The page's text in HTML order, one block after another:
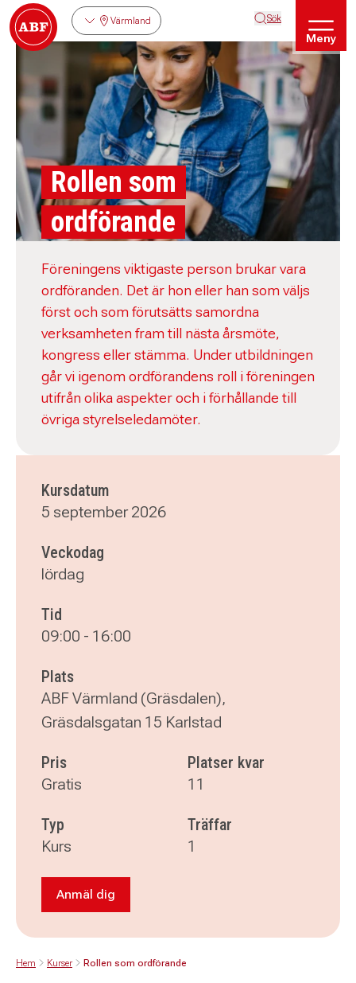
Värmland Sök
Meny
Rollen som
ordförande
Föreningens viktigaste person brukar vara
ordföranden. Det är hon eller han som väljs
först och som förutsätts samordna
verksamheten fram till nästa årsmöte,
kongress eller stämma. Under utbildningen
går vi igenom ordförandens roll i föreningen
utifrån olika aspekter och i förhållande till
övriga styrelseledamöter.
Kursdatum
5 september 2026
Veckodag
lördag
Tid
09:00 - 16:00
Plats
ABF Värmland (Gräsdalen),
Gräsdalsgatan 15 Karlstad
Pris
Gratis
Platser kvar
11
Typ
Kurs
Träffar
1
Anmäl dig till Rollen som ordförande
Anmäl dig
Hem Kurser Rollen som ordförande